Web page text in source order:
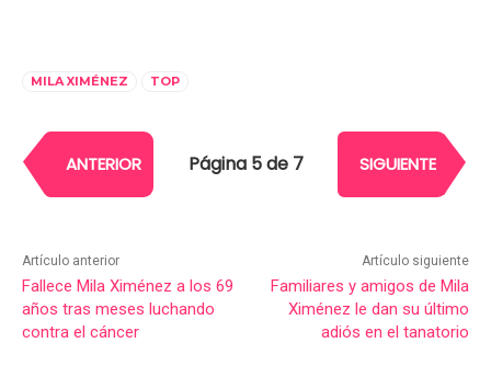
MILA XIMÉNEZ TOP
ANTERIOR Página 5 de 7 SIGUIENTE
Artículo anterior
Fallece Mila Ximénez a los 69
años tras meses luchando
contra el cáncer
Artículo siguiente
Familiares y amigos de Mila
Ximénez le dan su último
adiós en el tanatorio